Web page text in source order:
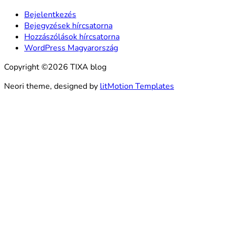
Bejelentkezés
Bejegyzések hírcsatorna
Hozzászólások hírcsatorna
WordPress Magyarország
Copyright ©2026 TIXA blog
Neori theme, designed by litMotion Templates